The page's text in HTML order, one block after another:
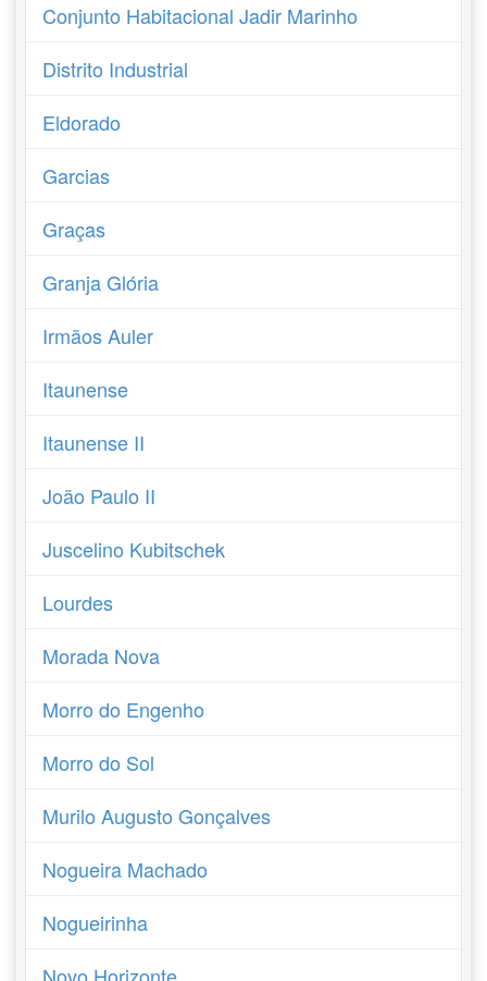
Conjunto Habitacional Jadir Marinho
Distrito Industrial
Eldorado
Garcias
Graças
Granja Glória
Irmãos Auler
Itaunense
Itaunense II
João Paulo II
Juscelino Kubitschek
Lourdes
Morada Nova
Morro do Engenho
Morro do Sol
Murilo Augusto Gonçalves
Nogueira Machado
Nogueirinha